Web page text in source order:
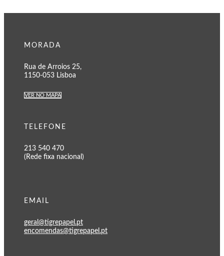
MORADA
Rua de Arroios 25,
1150-053 Lisboa
VER NO MAPA
TELEFONE
213 540 470
(Rede fixa nacional)
EMAIL
geral@tigrepapel.pt
encomendas@tigrepapel.pt